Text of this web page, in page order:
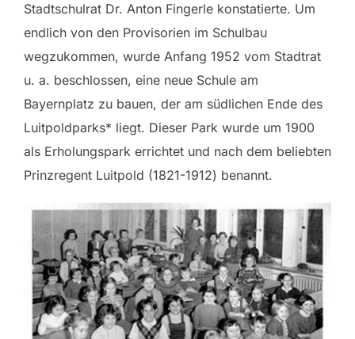
Stadtschulrat Dr. Anton Fingerle konstatierte. Um
endlich von den Provisorien im Schulbau
wegzukommen, wurde Anfang 1952 vom Stadtrat
u. a. beschlossen, eine neue Schule am
Bayernplatz zu bauen, der am südlichen Ende des
Luitpoldparks* liegt. Dieser Park wurde um 1900
als Erholungspark errichtet und nach dem beliebten
Prinzregent Luitpold (1821-1912) benannt.